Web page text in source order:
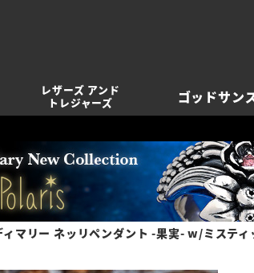
レザーズ アンド
トレジャーズ
ゴッドサン
ィマリー ネッリペンダント -果実- w/ミスティ